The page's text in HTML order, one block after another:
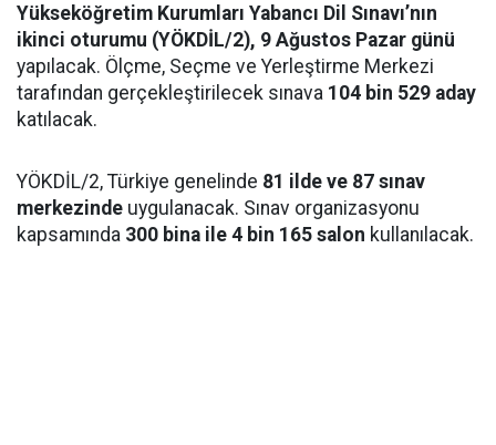
Yükseköğretim Kurumları Yabancı Dil Sınavı’nın
ikinci oturumu (YÖKDİL/2), 9 Ağustos Pazar günü
yapılacak. Ölçme, Seçme ve Yerleştirme Merkezi
tarafından gerçekleştirilecek sınava 104 bin 529 aday
katılacak.
YÖKDİL/2, Türkiye genelinde 81 ilde ve 87 sınav
merkezinde uygulanacak. Sınav organizasyonu
kapsamında 300 bina ile 4 bin 165 salon kullanılacak.